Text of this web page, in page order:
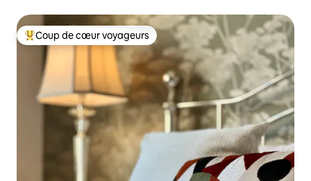
Coups de cœur voyageurs les plus appréciés
Coup de cœur voyageurs